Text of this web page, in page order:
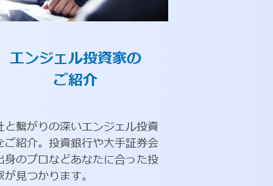
エンジェル投資家の
ご紹介
と繋がりの深いエンジェル投資
ご紹介。投資銀行や大手証券会
身のプロなどあなたに合った投
が見つかります。